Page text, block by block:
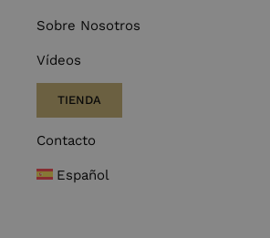
Sobre Nosotros
Vídeos
TIENDA
Contacto
Español